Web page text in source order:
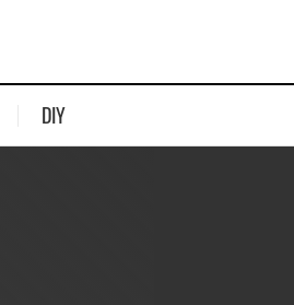
DIY